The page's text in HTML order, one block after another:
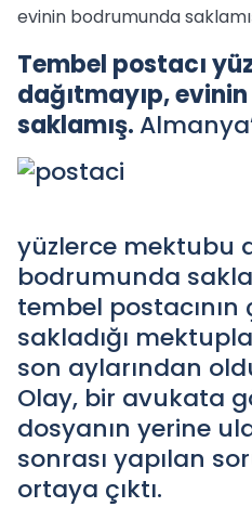
evinin bodrumunda
Tembel postacı
dağıtmayıp,
saklamış.
yüzlerce mektubu
bodrumunda
tembel
sakladığı
son aylarından
Olay, bir avukata
dosyanın yerine
sonrası yapılan
ortaya çıktı.